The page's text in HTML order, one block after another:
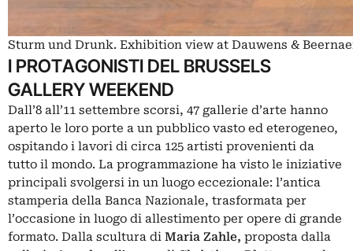
Sturm und Drunk. Exhibition view at Dauwens &
I PROTAGONISTI DEL BRUSSELS
GALLERY WEEKEND
Dall’8 all’11 settembre scorsi, 47 gallerie d’arte hanno
aperto le loro porte a un pubblico vasto ed eterogeneo,
ospitando i lavori di circa 125 artisti provenienti da
tutto il mondo. La programmazione ha visto le iniziative
principali svolgersi in un luogo eccezionale: l’antica
stamperia della Banca Nazionale, trasformata per
l’occasione in luogo di allestimento per opere di grande
formato. Dalla scultura di Maria Zahle, proposta dalla